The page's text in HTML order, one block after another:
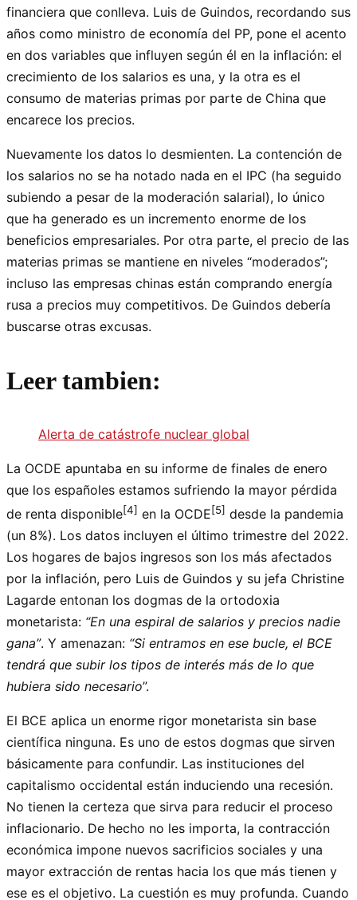
financiera que conlleva. Luis de Guindos, recordando sus
años como ministro de economía del PP, pone el acento
en dos variables que influyen según él en la inflación: el
crecimiento de los salarios es una, y la otra es el
consumo de materias primas por parte de China que
encarece los precios.
Nuevamente los datos lo desmienten. La contención de
los salarios no se ha notado nada en el IPC (ha seguido
subiendo a pesar de la moderación salarial), lo único
que ha generado es un incremento enorme de los
beneficios empresariales. Por otra parte, el precio de las
materias primas se mantiene en niveles “moderados”;
incluso las empresas chinas están comprando energía
rusa a precios muy competitivos. De Guindos debería
buscarse otras excusas.
Leer tambien:
Alerta de catástrofe nuclear global
La OCDE apuntaba en su informe de finales de enero
que los españoles estamos sufriendo la mayor pérdida
de renta disponible[4] en la OCDE[5] desde la pandemia
(un 8%). Los datos incluyen el último trimestre del 2022.
Los hogares de bajos ingresos son los más afectados
por la inflación, pero Luis de Guindos y su jefa Christine
Lagarde entonan los dogmas de la ortodoxia
monetarista: “En una espiral de salarios y precios nadie
gana”. Y amenazan: “Si entramos en ese bucle, el BCE
tendrá que subir los tipos de interés más de lo que
hubiera sido necesario”.
El BCE aplica un enorme rigor monetarista sin base
científica ninguna. Es uno de estos dogmas que sirven
básicamente para confundir. Las instituciones del
capitalismo occidental están induciendo una recesión.
No tienen la certeza que sirva para reducir el proceso
inflacionario. De hecho no les importa, la contracción
económica impone nuevos sacrificios sociales y una
mayor extracción de rentas hacia los que más tienen y
ese es el objetivo. La cuestión es muy profunda. Cuando